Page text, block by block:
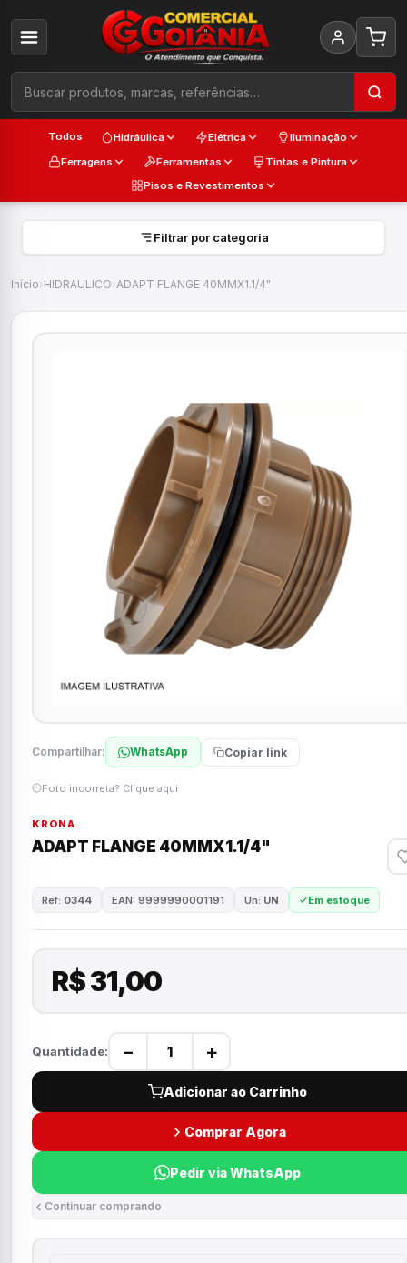
Todos Hidráulica Elétrica
Iluminação
Ferragens
Ferramentas
Tintas e Pintura
Pisos e Revestimentos
Filtrar por categoria
Início›HIDRAULICO›ADAPT FLANGE 40MMX1.1/4"
Compartilhar: WhatsApp Copiar link
Foto incorreta? Clique aqui
KRONA
ADAPT FLANGE 40MMX1.1/4"
Ref: 0344 EAN: 9999990001191 Un: UN Em estoque
R$ 31,00
Quantidade: − +
Adicionar ao Carrinho
Comprar Agora
Pedir via WhatsApp
Continuar comprando